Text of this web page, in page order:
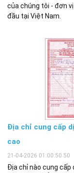
của chúng tôi - đơn
đầu tại Việt Nam.
Địa chỉ cung cấp
cao
21-04-2026 01:00:50 50
​Địa chỉ nào cung cấp